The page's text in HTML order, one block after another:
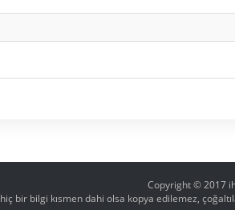
Copyright © 2017
hiç bir bilgi kısmen dahi olsa kopya edilemez,